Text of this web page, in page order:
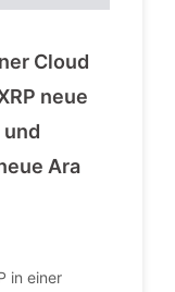
Cloud
neue
Ara
in einer